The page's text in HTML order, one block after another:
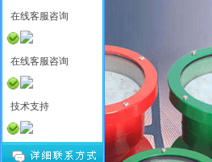
在线客服咨询
在线客服咨询
技术支持